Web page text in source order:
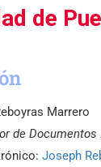
de
Marrero
de Documentos
Joseph